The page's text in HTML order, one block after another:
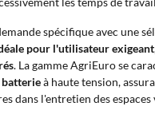
spécifique avec une
pour l'utilisateur exigeant
. La gamme AgriEuro se
batterieà haute tension,
dans l'entretien des